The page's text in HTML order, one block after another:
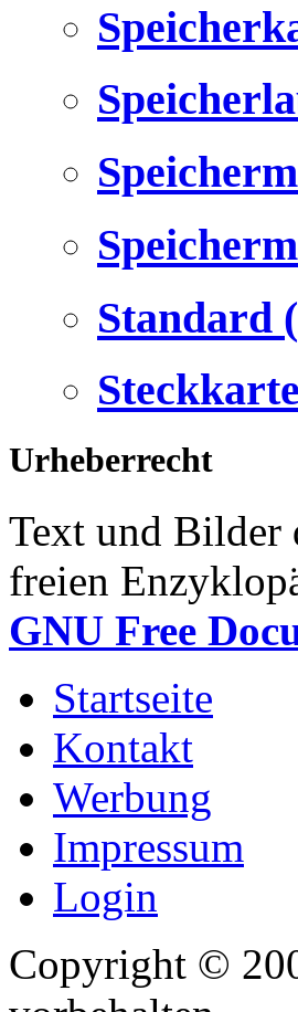
Standard
Steckkarte
Urheberrecht
Text und Bilder
freien
GNU Free
Startseite
Kontakt
Werbung
Impressum
Login
Copyright ©